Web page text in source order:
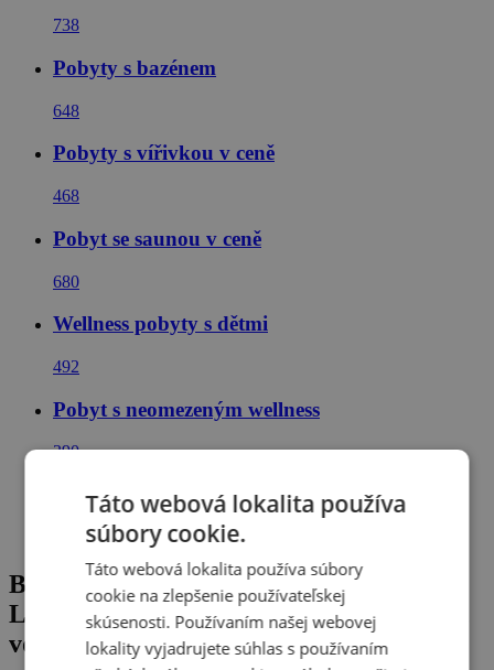
738
Pobyty s bazénem
648
Pobyty s vířivkou v ceně
468
Pobyt se saunou v ceně
680
Wellness pobyty s dětmi
492
Pobyt s neomezeným wellness
390
Wellness pobyty v Polsku
Baltské more priamo pri pláži v Hoteli
Lambert Medical Spa **** s polpenziou,
vodným a saunovým svetom + herňa
Táto webová lokalita používa
súbory cookie.
Táto webová lokalita používa súbory
cookie na zlepšenie používateľskej
skúsenosti. Používaním našej webovej
lokality vyjadrujete súhlas s používaním